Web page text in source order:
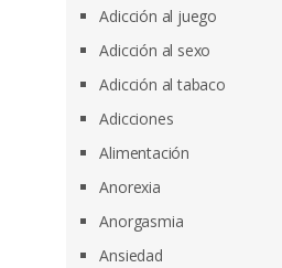
Adicción al juego
Adicción al sexo
Adicción al tabaco
Adicciones
Alimentación
Anorexia
Anorgasmia
Ansiedad